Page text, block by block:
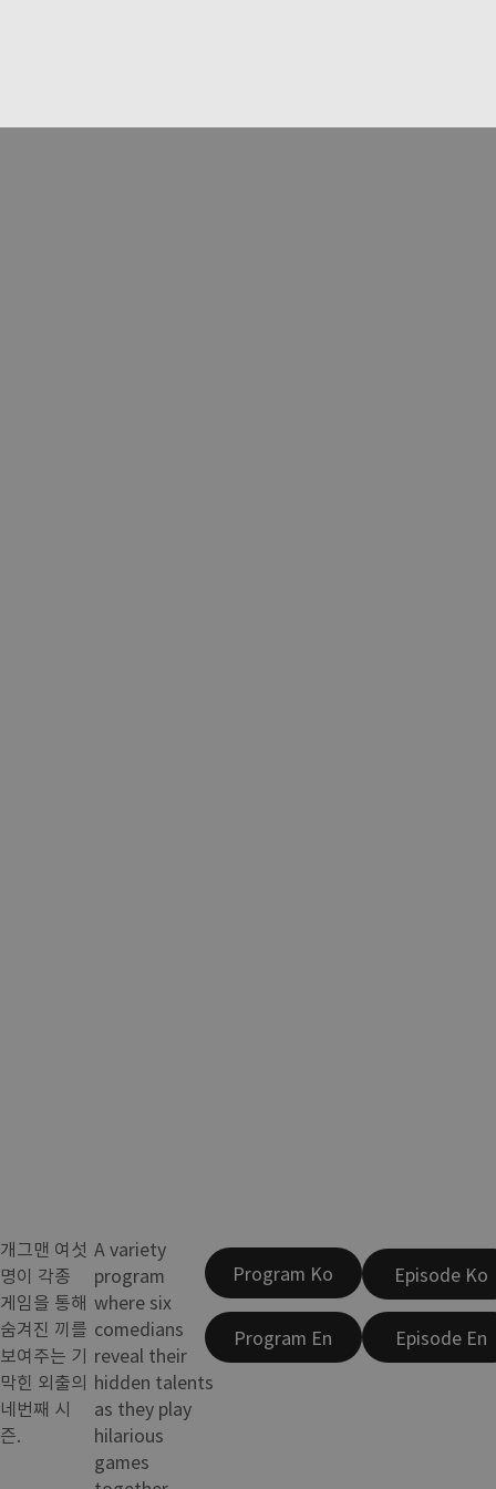
개그맨 여섯
명이 각종
게임을 통해
숨겨진 끼를
보여주는 기
막힌 외출의
네번째 시
즌.
A variety
program
where six
comedians
reveal their
hidden talents
as they play
hilarious
games
Program Ko
Program En
Episode Ko
Episode En